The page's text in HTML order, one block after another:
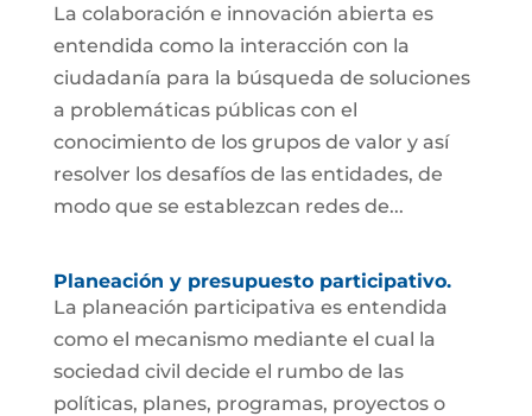
La colaboración e innovación abierta es
entendida como la interacción con la
ciudadanía para la búsqueda de soluciones
a problemáticas públicas con el
conocimiento de los grupos de valor y así
resolver los desafíos de las entidades, de
modo que se establezcan redes de...
Planeación y presupuesto participativo.
La planeación participativa es entendida
como el mecanismo mediante el cual la
sociedad civil decide el rumbo de las
políticas, planes, programas, proyectos o